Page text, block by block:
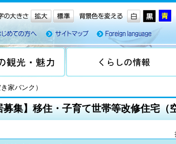
家バンク）
募集】移住・子育て世帯等改修住宅（